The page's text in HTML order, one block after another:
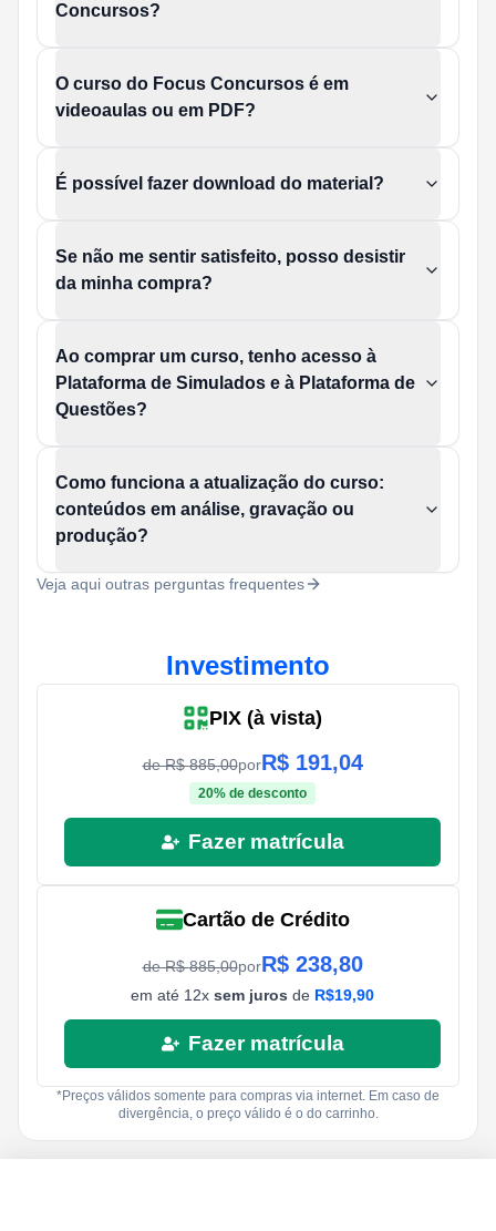
Concursos?
O curso do Focus Concursos é em
videoaulas ou em PDF?
É possível fazer download do material?
Se não me sentir satisfeito, posso desistir
da minha compra?
Ao comprar um curso, tenho acesso à
Plataforma de Simulados e à Plataforma de
Questões?
Como funciona a atualização do curso:
conteúdos em análise, gravação ou
produção?
Veja aqui outras perguntas frequentes
Investimento
PIX (à vista)
de R$885,00porR$ 191,04
20% de desconto
Fazer matrícula
Cartão de Crédito
de R$885,00porR$ 238,80
em até 12x sem juros de R$19,90
Fazer matrícula
*Preços válidos somente para compras via internet. Em caso de
divergência, o preço válido é o do carrinho.